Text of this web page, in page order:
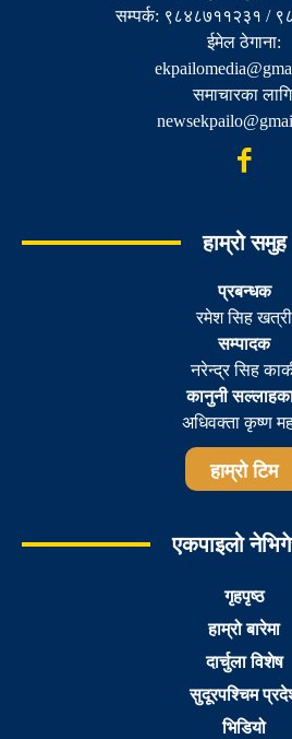
सम्पर्क: ९८४८७११२३१ /
ईमेल ठेगाना:
समाचारका
हाम्रो समुह
प्रबन्धक
रमेश सिह खत्री
सम्पादक
नरेन्द्र सिह
कानुनी
अधिवक्ता कृष्ण
हाम्रो टिम
एकपाइलो
गृहपृष्ठ
हाम्रो बारेमा
दार्चुला विशेष
सुदूरपश्चिम
भिडियो